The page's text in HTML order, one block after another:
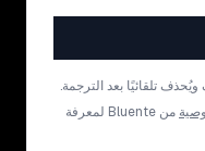
تلقائيًا بعد الترجمة.
من Bluente لمعرفة